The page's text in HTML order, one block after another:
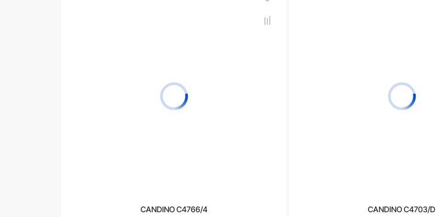
CANDINO C4766/4
CANDINO C4703/D